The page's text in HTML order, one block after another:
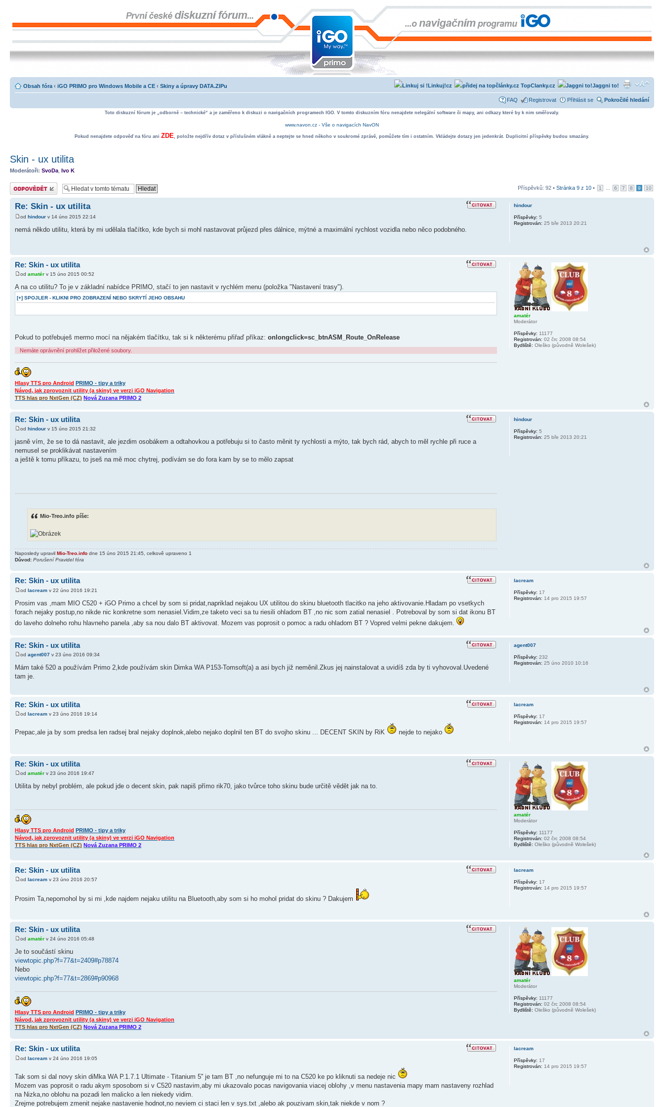
Obsah fóra ‹ iGO PRIMO pro Windows Mobile a CE ‹ Skiny a úpravy DATA.ZIPu Jaggni to!
TopClanky.cz
Linkuj!cz
FAQ Registrovat Přihlásit se Pokročilé hledání
Toto diskuzní fórum je „odborně – technické“ a je zaměřeno k diskuzi o navigačních programech IGO. V tomto diskuzním fóru nenajdete nelegální software či mapy, ani odkazy které by k nim směřovaly.
www.navon.cz - Vše o navigacích NavON
Pokud nenajdete odpověď na fóru ani ZDE, položte nejdřív dotaz v příslušném vlákně a neptejte se hned někoho v soukromé zprávě, pomůžete tím i ostatním. Vkládejte dotazy jen jedenkrát. Duplicitní příspěvky budou smazány.
Skin - ux utilita
Moderátoři: SvoDa Ivo K
Odeslat odpověď Příspěvků: 92 • Stránka 9 z 10 • 1 6 7 8 9 10
Re: Skin - ux utilita
od hindour v 14 úno 2015 22:14
nemá někdo utilitu, která by mi udělala tlačítko, kde bych si mohl nastavovat průjezd přes dálnice, mýtné a maximální rychlost vozidla nebo něco podobného.
hindour
Příspěvky: 5
Registrován: 25 bře 2013 20:21
Re: Skin - ux utilita
od amatér v 15 úno 2015 00:52
A na co utilitu? To je v základní nabídce PRIMO, stačí to jen nastavit v rychlém menu (položka "Nastavení trasy").
[+] SPOJLER - KLIKNI PRO ZOBRAZENÍ NEBO SKRYTÍ JEHO OBSAHU
Pokud to potřebuješ mermo mocí na nějakém tlačítku, tak si k některému přiřaď příkaz: onlongclick=sc_btnASM_Route_OnRelease
Nemáte oprávnění prohlížet přiložené soubory.
Hlasy TTS pro Android PRIMO - tipy a triky
Návod, jak zprovoznit utility (a skiny) ve verzi iGO Navigation
TTS hlas pro NxtGen (CZ) Nová Zuzana PRIMO 2
amatér
Moderátor
Příspěvky: 11177
Registrován: 02 črc 2008 08:54
Bydliště: Oleško (původně Wolešek)
Re: Skin - ux utilita
od hindour v 15 úno 2015 21:32
jasně vím, že se to dá nastavit, ale jezdim osobákem a odtahovkou a potřebuju si to často měnit ty rychlosti a mýto, tak bych rád, abych to měl rychle při ruce a
nemusel se proklikávat nastavením
a ještě k tomu příkazu, to jseš na mě moc chytrej, podívám se do fora kam by se to mělo zapsat
Mio-Treo.info píše:
Naposledy upravil Mio-Treo.info dne 15 úno 2015 21:45, celkově upraveno 1
Důvod: Porušení Pravidel fóra
hindour
Příspěvky: 5
Registrován: 25 bře 2013 20:21
Re: Skin - ux utilita
od lacream v 22 úno 2016 19:21
Prosim vas ,mam MIO C520 + iGO Primo a chcel by som si pridat,napriklad nejakou UX utilitou do skinu bluetooth tlacitko na jeho aktivovanie.Hladam po vsetkych
forach nejaky postup,no nikde nic konkretne som nenasiel.Vidim,ze taketo veci sa tu riesili ohladom BT ,no nic som zatial nenasiel . Potreboval by som si dat ikonu BT
do laveho dolneho rohu hlavneho panela ,aby sa nou dalo BT aktivovat. Mozem vas poprosit o pomoc a radu ohladom BT ? Vopred velmi pekne dakujem.
lacream
Příspěvky: 17
Registrován: 14 pro 2015 19:57
Re: Skin - ux utilita
od agent007 v 23 úno 2016 09:34
Mám také 520 a používám Primo 2,kde používám skin Dimka WA P153-Tomsoft(a) a asi bych již neměnil.Zkus jej nainstalovat a uvidíš zda by ti vyhovoval.Uvedené
tam je.
agent007
Příspěvky: 232
Registrován: 25 úno 2010 10:16
Re: Skin - ux utilita
od lacream v 23 úno 2016 19:14
Prepac,ale ja by som predsa len radsej bral nejaky doplnok,alebo nejako doplnil ten BT do svojho skinu ... DECENT SKIN by RiK nejde to nejako
lacream
Příspěvky: 17
Registrován: 14 pro 2015 19:57
Re: Skin - ux utilita
od amatér v 23 úno 2016 19:47
Utilita by nebyl problém, ale pokud jde o decent skin, pak napiš přímo rik70, jako tvůrce toho skinu bude určitě vědět jak na to.
Hlasy TTS pro Android PRIMO - tipy a triky
Návod, jak zprovoznit utility (a skiny) ve verzi iGO Navigation
TTS hlas pro NxtGen (CZ) Nová Zuzana PRIMO 2
amatér
Moderátor
Příspěvky: 11177
Registrován: 02 črc 2008 08:54
Bydliště: Oleško (původně Wolešek)
Re: Skin - ux utilita
od lacream v 23 úno 2016 20:57
Prosim Ta,nepomohol by si mi ,kde najdem nejaku utilitu na Bluetooth,aby som si ho mohol pridat do skinu ? Dakujem
lacream
Příspěvky: 17
Registrován: 14 pro 2015 19:57
Re: Skin - ux utilita
od amatér v 24 úno 2016 05:48
Je to součástí skinu
viewtopic.php?f=77&t=2409#p78874
Nebo
viewtopic.php?f=77&t=2869#p90968
Hlasy TTS pro Android PRIMO - tipy a triky
Návod, jak zprovoznit utility (a skiny) ve verzi iGO Navigation
TTS hlas pro NxtGen (CZ) Nová Zuzana PRIMO 2
amatér
Moderátor
Příspěvky: 11177
Registrován: 02 črc 2008 08:54
Bydliště: Oleško (původně Wolešek)
Re: Skin - ux utilita
od lacream v 24 úno 2016 19:05
Tak som si dal novy skin diMka WA P.1.7.1 Ultimate - Titanium 5'' je tam BT ,no nefunguje mi to na C520 ke po kliknuti sa nedeje nic
Mozem vas poprosit o radu akym sposobom si v C520 nastavim,aby mi ukazovalo pocas navigovania viacej oblohy ,v menu nastavenia mapy mam nastaveny rozhlad
na Nizka,no oblohu na pozadi len malicko a len niekedy vidim.
Zrejme potrebujem zmenit nejake nastavenie hodnot,no neviem ci staci len v sys.txt ,alebo ak pouzivam skin,tak niekde v nom ?
lacream
Příspěvky: 17
Registrován: 14 pro 2015 19:57